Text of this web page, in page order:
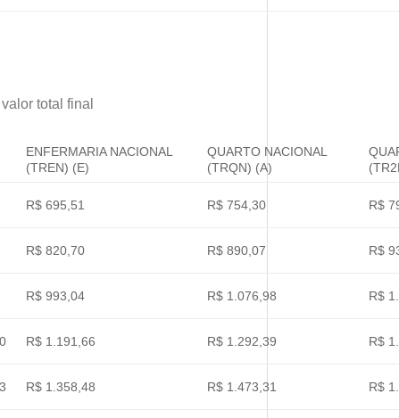
total final
ENFERMARIA NACIONAL
(TREN) (E)
QUARTO NACIONAL
(TRQN) (A)
R$ 695,51 R$ 754,30 R$
R$ 820,70 R$ 890,07 R$
R$ 993,04 R$ 1.076,98 R$
R$ 1.191,66 R$ 1.292,39 R$
R$ 1.358,48 R$ 1.473,31 R$